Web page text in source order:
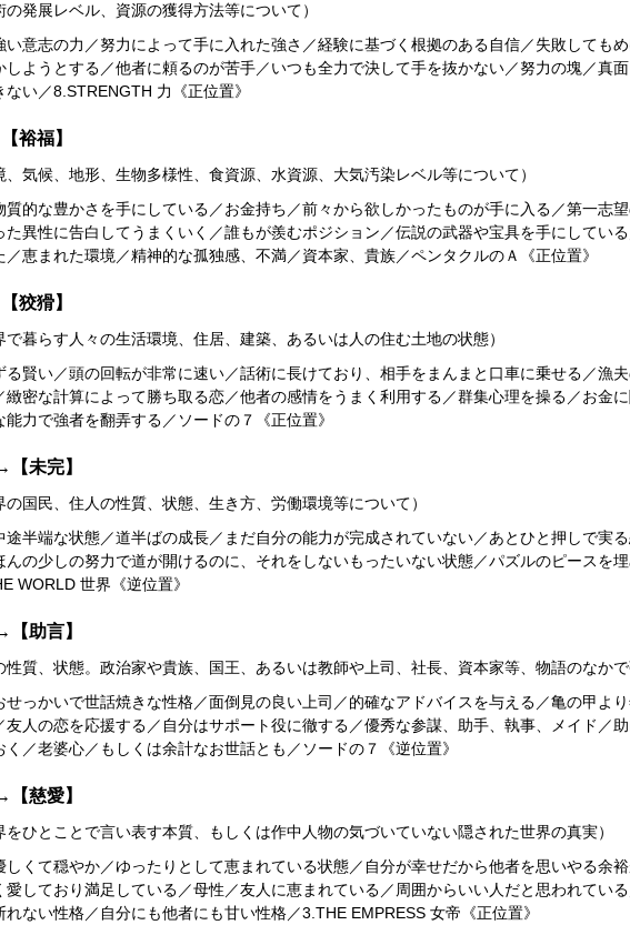
の発展レベル、資源の獲得方法等について）
い意志の力／努力によって手に入れた強さ／経験に基づく根拠のある自信／失敗しても
しようとする／他者に頼るのが苦手／いつも全力で決して手を抜かない／努力の塊／真
ない／8.STRENGTH 力《正位置》
裕福】
、気候、地形、生物多様性、食資源、水資源、大気汚染レベル等について）
質的な豊かさを手にしている／お金持ち／前々から欲しかったものが手に入る／第一志
た異性に告白してうまくいく／誰もが羨むポジション／伝説の武器や宝具を手にしてい
／恵まれた環境／精神的な孤独感、不満／資本家、貴族／ペンタクルのＡ《正位置》
狡猾】
で暮らす人々の生活環境、住居、建築、あるいは人の住む土地の状態）
る賢い／頭の回転が非常に速い／話術に長けており、相手をまんまと口車に乗せる／漁
緻密な計算によって勝ち取る恋／他者の感情をうまく利用する／群集心理を操る／お金
能力で強者を翻弄する／ソードの７《正位置》
未完】
の国民、住人の性質、状態、生き方、労働環境等について）
途半端な状態／道半ばの成長／まだ自分の能力が完成されていない／あとひと押しで実
んの少しの努力で道が開けるのに、それをしないもったいない状態／パズルのピースを
WORLD 世界《逆位置》
助言】
性質、状態。政治家や貴族、国王、あるいは教師や上司、社長、資本家等、物語のなか
せっかいで世話焼きな性格／面倒見の良い上司／的確なアドバイスを与える／亀の甲よ
友人の恋を応援する／自分はサポート役に徹する／優秀な参謀、助手、執事、メイド／
く／老婆心／もしくは余計なお世話とも／ソードの７《逆位置》
慈愛】
をひとことで言い表す本質、もしくは作中人物の気づいていない隠された世界の真実）
しくて穏やか／ゆったりとして恵まれている状態／自分が幸せだから他者を思いやる余
愛しており満足している／母性／友人に恵まれている／周囲からいい人だと思われてい
れない性格／自分にも他者にも甘い性格／3.THE EMPRESS 女帝《正位置》